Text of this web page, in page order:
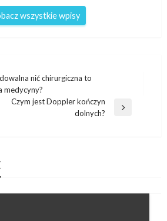
wszystkie wpisy
nić chirurgiczna to
medycyny?
Czym jest Doppler kończyn
dolnych?